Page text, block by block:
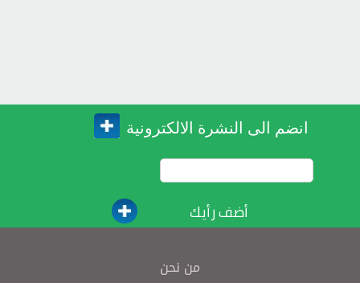
انضم الى النشرة الالكترونية
أضف رأيك
من نحن